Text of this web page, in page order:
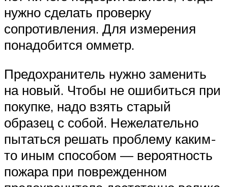
нужно сделать проверку
сопротивления. Для измерения
понадобится омметр.
Предохранитель нужно заменить
на новый. Чтобы не ошибиться при
покупке, надо взять старый
образец с собой. Нежелательно
пытаться решать проблему каким-
то иным способом — вероятность
пожара при поврежденном